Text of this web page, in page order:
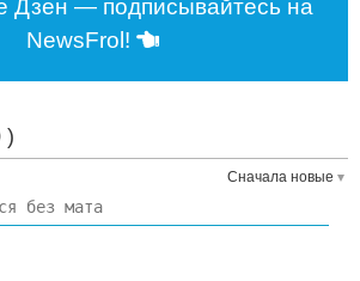
Дзен — подписывайтесь на
NewsFrol!
)
Сначала новые